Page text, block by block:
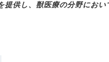
供し、獣医療の分野にお